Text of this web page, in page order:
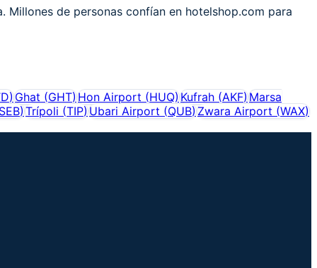
de personas confían en hotelshop.com para
)Ghat (GHT)Hon Airport (HUQ)Kufrah (AKF)Marsa
SEB) Trípoli (TIP) Ubari Airport (QUB) Zwara Airport (WAX)